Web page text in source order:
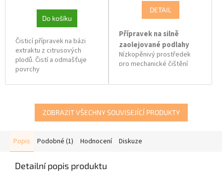
Do košíku
Čisticí přípravek na bázi
extraktu z citrusových
plodů. Čistí a odmašťuje
povrchy
pryžových stop z podlah.
po vysokozdvižných
vozících ze všech typů
povrchů. Nezanechává
žádné pruhy.
Je vhodný pro strojní i ruční
hvězdiček.
DETAIL
Přípravek na silně
zaolejované podlahy
Nízkopěnivý prostředek
pro mechanické čištění
zásaditým látkám. Má velmi
oleje a tuků, díky kterým
dokonale čistí silně
zaolejované podlahy v
ZOBRAZIT VŠECHNY SOUVISEJÍCÍ PRODUKTY
Popis Podobné (1) Hodnocení Diskuze
Detailní popis produktu